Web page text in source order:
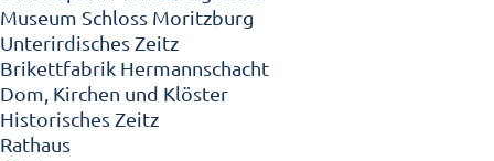
Museum Schloss Moritzburg
Unterirdisches Zeitz
Brikettfabrik Hermannschacht
Dom, Kirchen und Klöster
Historisches Zeitz
Rathaus